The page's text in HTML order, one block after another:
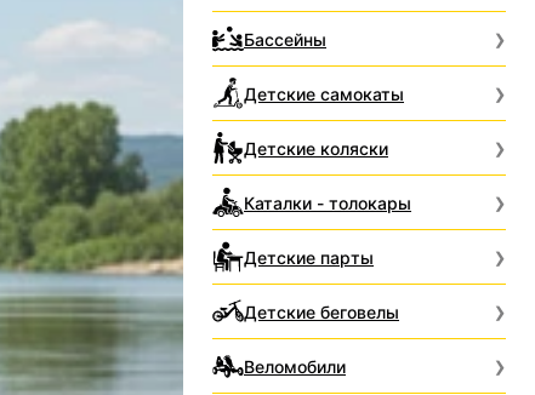
Бассейны
Детские самокаты
Детские коляски
Каталки - толокары
Детские парты
Детские беговелы
Веломобили